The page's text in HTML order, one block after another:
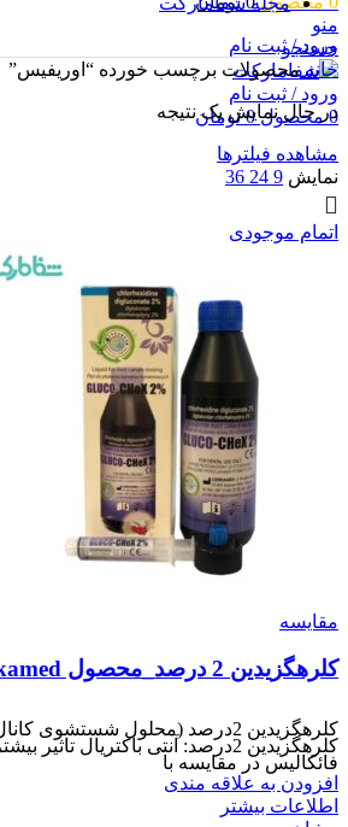
منو
جستجو
ورود / ثبت نام
0 محصول 0 تومان
ورود / ثبت نام
خانهمحصولات برچسب خورده “اوریفیس”
در حال نمایش یک نتیجه
مشاهده فیلترها
نمایش 9
24
36
اتمام موجودی
مقایسه
کلرهگزیدین 2 درصد_محصول Cerkamed
کلرهگزیدین 2درصد (محلول
کلرهگزیدین 2درصد: آنتی باکتریال
فائکالیس در مقایسه با
افزودن به علاقه مندی
اطلاعات بیشتر